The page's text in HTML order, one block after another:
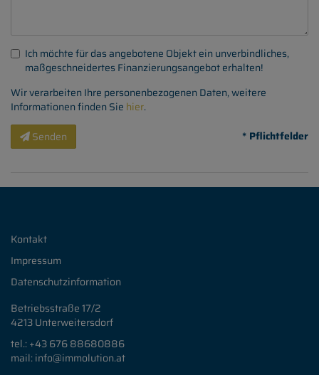
Ich möchte für das angebotene Objekt ein unverbindliches,
maßgeschneidertes Finanzierungsangebot erhalten!
Wir verarbeiten Ihre personenbezogenen Daten, weitere
Informationen finden Sie hier.
Senden
* Pflichtfelder
Kontakt
Impressum
Datenschutzinformation
Betriebsstraße 17/2
4213 Unterweitersdorf
tel.: +43 67688680886
mail: info@immolution.at